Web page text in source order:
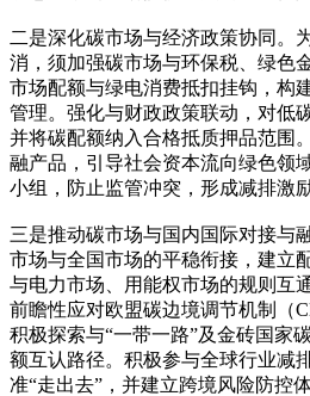
二是深化碳市场与经济政策协同。
消，须加强碳市场与环保税、绿色
市场配额与绿电消费抵扣挂钩，构
管理。强化与财政政策联动，对低
并将碳配额纳入合格抵质押品范围
融产品，引导社会资本流向绿色领
小组，防止监管冲突，形成减排激励
三是推动碳市场与国内国际对接与
市场与全国市场的平稳衔接，建立
与电力市场、用能权市场的规则互
前瞻性应对欧盟碳边境调节机制（
积极探索与“一带一路”及金砖国家
额互认路径。积极参与全球行业减
准“走出去”，并建立跨境风险防控